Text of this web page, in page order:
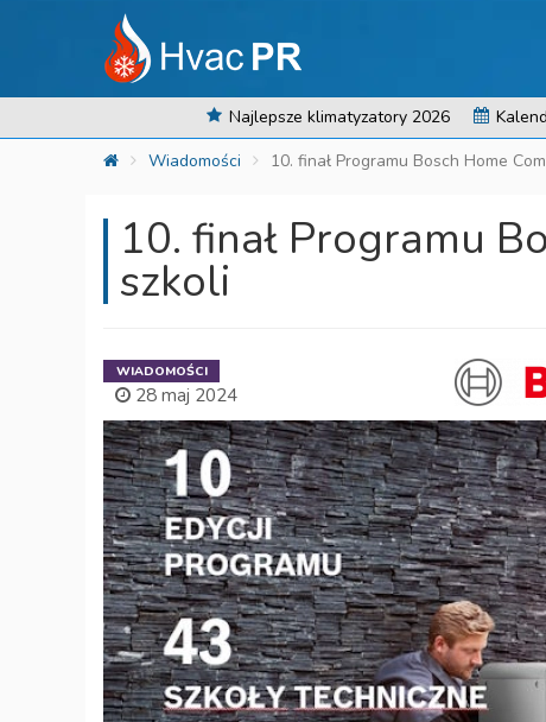
Najlepsze klimatyzatory 2026
Wiadomości
10. finał Programu Bosch Home
10. finał Programu
szkoli
WIADOMOŚCI
28 maj 2024